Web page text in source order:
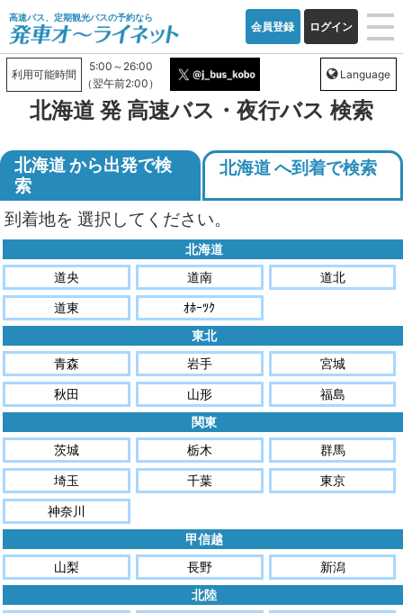
高速バス、定期観光バスの予約なら
会員登録 ログイン
利用可能時間
5:00～26:00
（翌午前2:00）
Language
北海道 発 高速バス・夜行バス 検索
北海道 から出発で検
索
北海道 へ到着で検索
到着地を 選択してください。
北海道
道央
道南
道北
道東
ｵﾎｰﾂｸ
東北
青森
岩手
宮城
秋田
山形
福島
関東
茨城
栃木
群馬
埼玉
千葉
東京
神奈川
甲信越
山梨
長野
新潟
北陸